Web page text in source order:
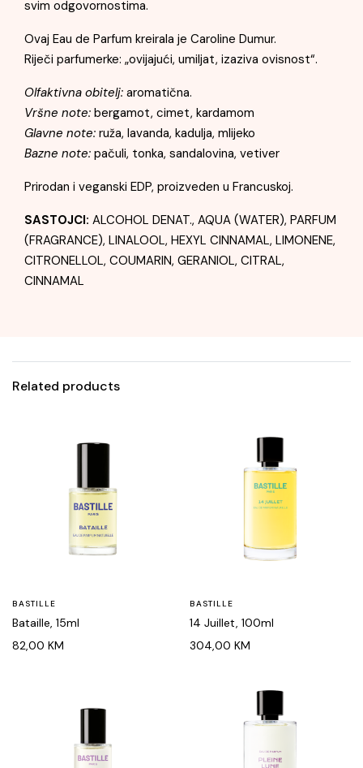
svim odgovornostima.
Ovaj Eau de Parfum kreirala je Caroline Dumur.
Riječi parfumerke: „ovijajući, umiljat, izaziva ovisnost“.
Olfaktivna obitelj: aromatična.
Vršne note: bergamot, cimet, kardamom
Glavne note: ruža, lavanda, kadulja, mlijeko
Bazne note: pačuli, tonka, sandalovina, vetiver
Prirodan i veganski EDP, proizveden u Francuskoj.
SASTOJCI: ALCOHOL DENAT., AQUA (WATER), PARFUM
(FRAGRANCE), LINALOOL, HEXYL CINNAMAL, LIMONENE,
CITRONELLOL, COUMARIN, GERANIOL, CITRAL,
CINNAMAL
Related products
BASTILLE
Bataille, 15ml
82,00 KM
BASTILLE
14 Juillet, 100ml
304,00 KM